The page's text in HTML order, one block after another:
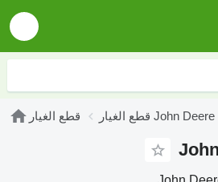
قطع الغيار قطع الغيار John Deere